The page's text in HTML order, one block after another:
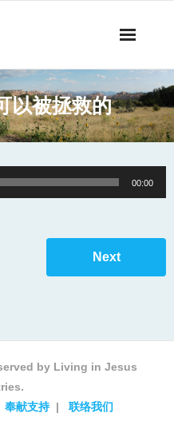
以被拯救的
00:00
Next
by Living in Jesus
奉献支持 联络我们